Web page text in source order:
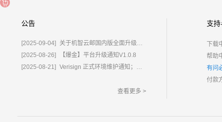
公告
[2025-09-04]
关于机智云邮国内版全面升级为%E2%80%9C鲸炫邮%E2%80%9D的通知
[2025-08-26]
【爆金】平台升级通知V1.0.8
[2025-08-21] Verisign 正式环境维护通知；含域名.com/.net
查看更多 >
支
下载
帮助
有问
付款